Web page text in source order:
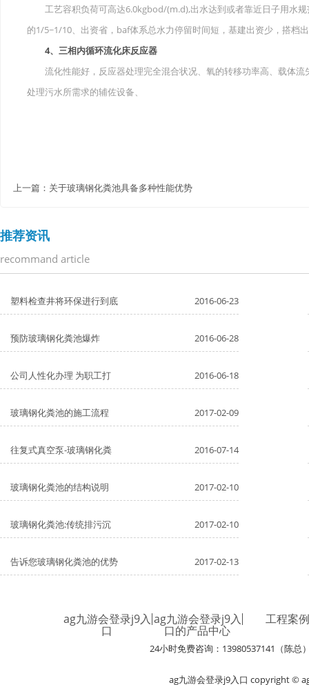
工艺容积负荷可高达6.0kgbod/(m.d),出水达到或者靠近日子用水规
的1/5~1/10、出资省，baf体系总水力停留时间短，基建出资少，搭档
4、三相内循环流化床反应器
流化性能好，反应器处理完全混合状况、氧的转移功率高、载体流
处理污水所需求的辅佐设备、
上一篇： 关于玻璃钢化粪池具备多种性能优势
推荐资讯
recommand article
塑料检查井将环保进行到底 2016-06-23
预防玻璃钢化粪池爆炸 2016-06-28
公司人性化办理 为职工打 2016-06-18
玻璃钢化粪池的施工流程 2017-02-09
往复式真空泵-玻璃钢化粪 2016-07-14
玻璃钢化粪池的结构说明 2017-02-10
玻璃钢化粪池:传统排污沉 2017-02-10
告诉您玻璃钢化粪池的优势 2017-02-13
ag九游会登录j9入
口
ag九游会登录j9入
口的产品中心
工程案例
24小时免费咨询：13980537141（陈总
ag九游会登录j9入口 copyright ©